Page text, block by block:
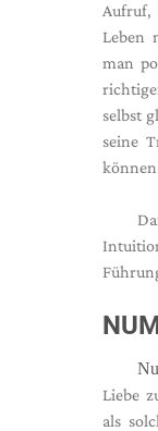
Leben
man
selbst
seine
Liebe
als